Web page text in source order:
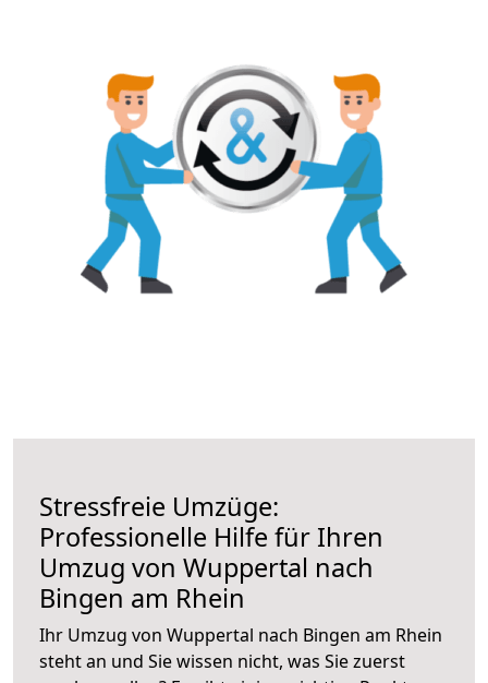
Stressfreie Umzüge:
Professionelle Hilfe für Ihren
Umzug von Wuppertal nach
Bingen am Rhein
Ihr Umzug von Wuppertal nach Bingen am Rhein
steht an und Sie wissen nicht, was Sie zuerst